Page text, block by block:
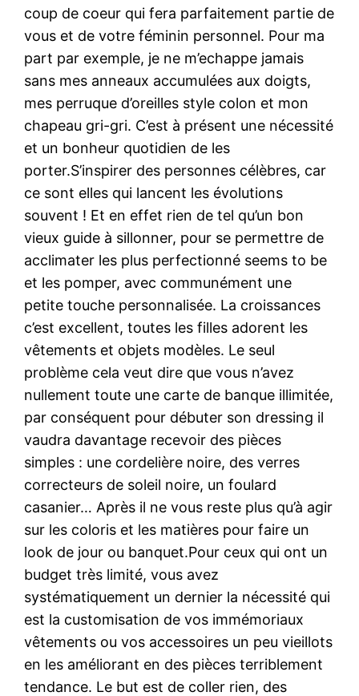
coup de coeur qui fera parfaitement partie de
vous et de votre féminin personnel. Pour ma
part par exemple, je ne m’echappe jamais
sans mes anneaux accumulées aux doigts,
mes perruque d’oreilles style colon et mon
chapeau gri-gri. C’est à présent une nécessité
et un bonheur quotidien de les
porter.S’inspirer des personnes célèbres, car
ce sont elles qui lancent les évolutions
souvent ! Et en effet rien de tel qu’un bon
vieux guide à sillonner, pour se permettre de
acclimater les plus perfectionné seems to be
et les pomper, avec communément une
petite touche personnalisée. La croissances
c’est excellent, toutes les filles adorent les
vêtements et objets modèles. Le seul
problème cela veut dire que vous n’avez
nullement toute une carte de banque illimitée,
par conséquent pour débuter son dressing il
vaudra davantage recevoir des pièces
simples : une cordelière noire, des verres
correcteurs de soleil noire, un foulard
casanier… Après il ne vous reste plus qu’à agir
sur les coloris et les matières pour faire un
look de jour ou banquet.Pour ceux qui ont un
budget très limité, vous avez
systématiquement un dernier la nécessité qui
est la customisation de vos immémoriaux
vêtements ou vos accessoires un peu vieillots
en les améliorant en des pièces terriblement
tendance. Le but est de coller rien, des